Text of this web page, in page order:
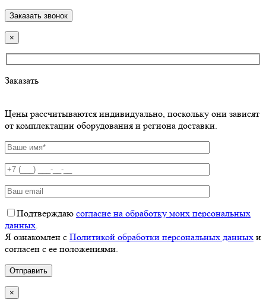
×
Заказать
Цены рассчитываются индивидуально, поскольку они зависят
от комплектации оборудования и региона доставки.
Подтверждаю согласие на обработку моих персональных
данных
Я ознакомлен с Политикой обработки персональных данных и
согласен с ее положениями.
×